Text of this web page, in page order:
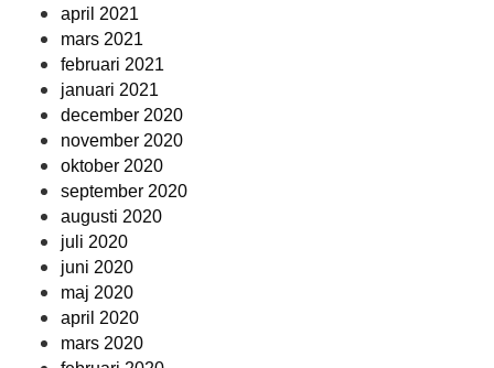
april 2021
mars 2021
februari 2021
januari 2021
december 2020
november 2020
oktober 2020
september 2020
augusti 2020
juli 2020
juni 2020
maj 2020
april 2020
mars 2020